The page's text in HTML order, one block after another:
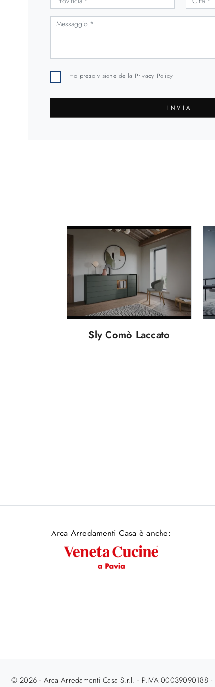
Ho preso visione della Privacy Policy
INVIA
Sly Comò Laccato
Arca Arredamenti Casa è anche:
© 2026 - Arca Arredamenti Casa S.r.l. - P.IVA 00039090188 -